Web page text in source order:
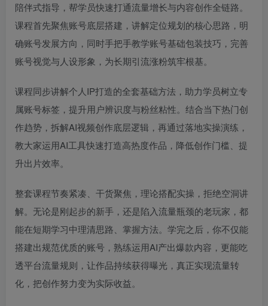
陪伴式指导，帮学员快速打通流量增长与内容创作全链路。
课程首先聚焦账号底层搭建，讲解定位规划的核心思路，明
确账号发展方向，同时手把手教学账号基础包装技巧，完善
账号视觉与人设形象，为长期引流涨粉筑牢根基。
课程同步讲解个人IP打造的全套基础方法，助力学员树立专
属账号标签，提升用户辨识度与粉丝粘性。结合当下热门创
作趋势，拆解AI视频创作底层逻辑，再通过落地实操演练，
教大家运用AI工具快速打造高热度作品，降低创作门槛、提
升出片效率。
整套课程节奏紧凑、干货聚焦，理论搭配实操，拒绝空洞讲
解。无论是刚起步的新手，还是陷入流量瓶颈的老玩家，都
能在短期学习中理清思路、掌握方法。学完之后，你不仅能
搭建出规范优质的账号，熟练运用AI产出爆款内容，更能吃
透平台流量规则，让作品持续获得曝光，真正实现流量转
化，把创作努力变为实际收益。